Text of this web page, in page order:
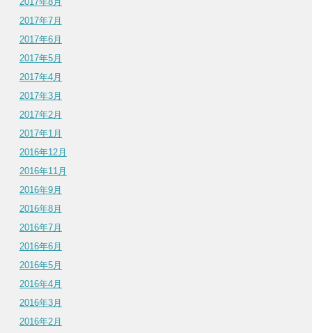
2017年7月
2017年6月
2017年5月
2017年4月
2017年3月
2017年2月
2017年1月
2016年12月
2016年11月
2016年9月
2016年8月
2016年7月
2016年6月
2016年5月
2016年4月
2016年3月
2016年2月